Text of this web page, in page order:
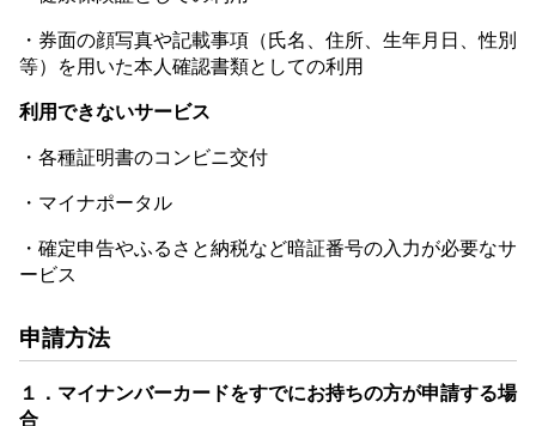
・券面の顔写真や記載事項（氏名、住所、生年月日、性別
等）を用いた本人確認書類としての利用
利用できないサービス
・各種証明書のコンビニ交付
・マイナポータル
・確定申告やふるさと納税など暗証番号の入力が必要なサ
ービス
申請方法
１．マイナンバーカードをすでにお持ちの方が申請する場
合